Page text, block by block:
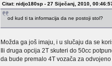
Citat: nidjo180sp - 27 Siječanj, 2010,
od kud ti ta informacija da ne postoji stol?
Možda ga još imaju, i u slučaju da se
Ili druga opcija 2T skuteri do 50cc
da bude premalo 4T vozača za